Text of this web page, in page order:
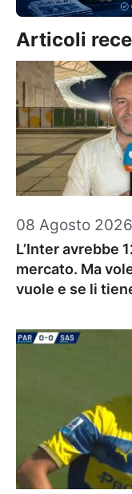
Articoli
08 Agosto 2026
L’Inter avrebbe
mercato. Ma
vuole e se li